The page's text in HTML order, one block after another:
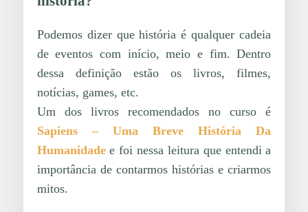
Podemos dizer que história é qualquer cadeia
de eventos com início, meio e fim. Dentro
dessa definição estão os livros, filmes,
notícias, games, etc.
Um dos livros recomendados no curso é
Sapiens – Uma Breve História Da
Humanidadee foi nessa leitura que entendi a
importância de contarmos histórias e criarmos
mitos.